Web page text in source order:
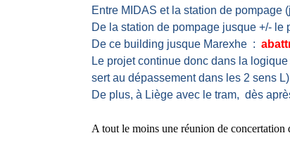
Entre MIDAS et la station de
De la station de pompage jusque +/-
De ce building jusque Marexhe :
Le projet continue donc dans la
sert au dépassement dans les 2 sens L
De plus, à Liège avec le tram, dès
A tout le moins une réunion de concertation